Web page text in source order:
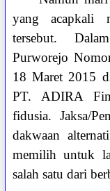
yang acapkali
tersebut.
Purworejo
18 Maret 2015
PT. ADIRA
fidusia. Jaksa/
dakwaan
memilih untuk
salah satu dari